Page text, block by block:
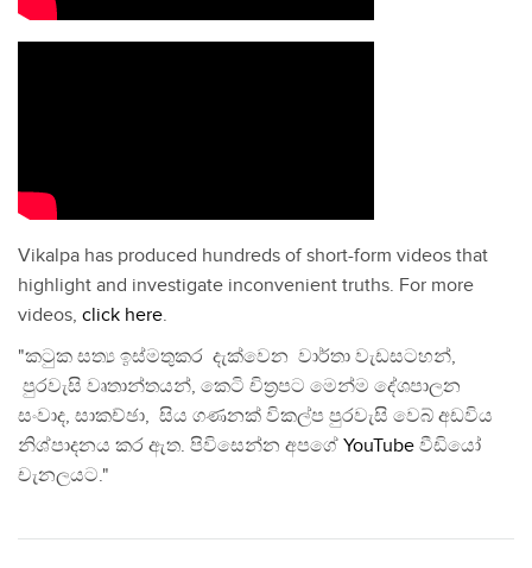
Vikalpa has produced hundreds of short-form videos that
highlight and investigate inconvenient truths. For more
videos, click here.
"කටුක සත්‍ය ඉස්මතුකර දැක්වෙන වාර්තා වැඩසටහන්,
පුරවැසි වෘතාන්තයන්, කෙටි චිත්‍රපට මෙන්ම දේශපාලන
සංවාද, සාකච්ඡා, සිය ගණනක් විකල්ප පුරවැසි වෙබ් අඩවිය
නිශ්පාදනය කර ඇත. පිවිසෙන්න අපගේ YouTube වීඩියෝ
චැනලයට."